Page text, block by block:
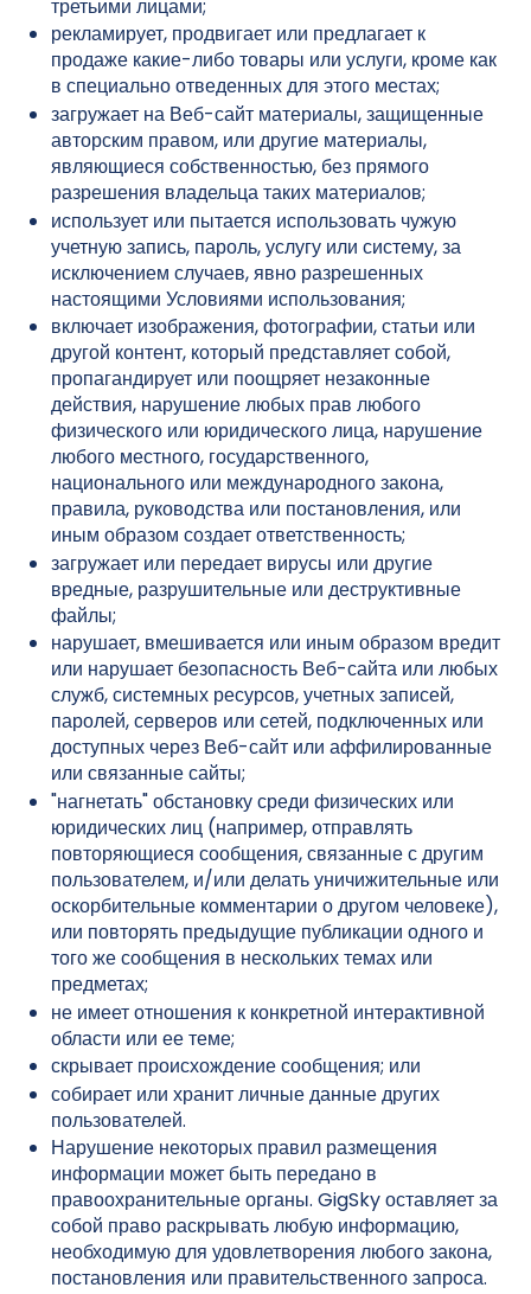
третьими лицами;
рекламирует, продвигает или предлагает к
продаже какие-либо товары или услуги, кроме как
в специально отведенных для этого местах;
загружает на Веб-сайт материалы, защищенные
авторским правом, или другие материалы,
являющиеся собственностью, без прямого
разрешения владельца таких материалов;
использует или пытается использовать чужую
учетную запись, пароль, услугу или систему, за
исключением случаев, явно разрешенных
настоящими Условиями использования;
включает изображения, фотографии, статьи или
другой контент, который представляет собой,
пропагандирует или поощряет незаконные
действия, нарушение любых прав любого
физического или юридического лица, нарушение
любого местного, государственного,
национального или международного закона,
правила, руководства или постановления, или
иным образом создает ответственность;
загружает или передает вирусы или другие
вредные, разрушительные или деструктивные
файлы;
нарушает, вмешивается или иным образом вредит
или нарушает безопасность Веб-сайта или любых
служб, системных ресурсов, учетных записей,
паролей, серверов или сетей, подключенных или
доступных через Веб-сайт или аффилированные
или связанные сайты;
"нагнетать" обстановку среди физических или
юридических лиц (например, отправлять
повторяющиеся сообщения, связанные с другим
пользователем, и/или делать уничижительные или
оскорбительные комментарии о другом человеке),
или повторять предыдущие публикации одного и
того же сообщения в нескольких темах или
предметах;
не имеет отношения к конкретной интерактивной
области или ее теме;
скрывает происхождение сообщения; или
собирает или хранит личные данные других
пользователей.
Нарушение некоторых правил размещения
информации может быть передано в
правоохранительные органы. GigSky оставляет за
собой право раскрывать любую информацию,
необходимую для удовлетворения любого закона,
постановления или правительственного запроса.